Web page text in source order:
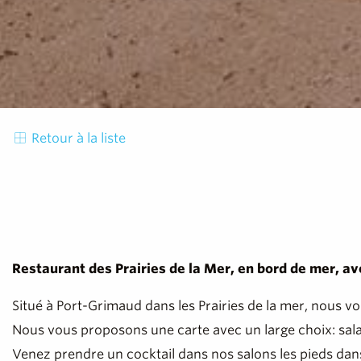
Retour à la liste
Restaurant des Prairies de la Mer, en bord de mer,
Situé à Port-Grimaud dans les Prairies de la mer, nous
Nous vous proposons une carte avec un large choix:
Venez prendre un cocktail dans nos salons les pieds